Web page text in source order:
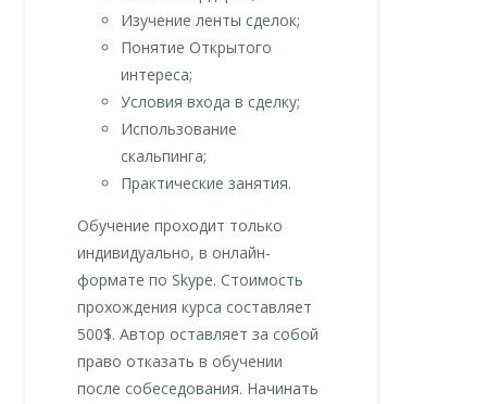
Изучение ленты сделок;
Понятие Открытого
интереса;
Условия входа в сделку;
Использование
скальпинга;
Практические занятия.
Обучение проходит только
индивидуально, в онлайн-
формате по Skype. Стоимость
прохождения курса составляет
500$. Автор оставляет за собой
право отказать в обучении
после собеседования. Начинать